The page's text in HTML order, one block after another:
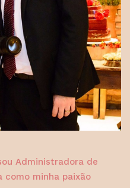
Administradora de
como minha paixão